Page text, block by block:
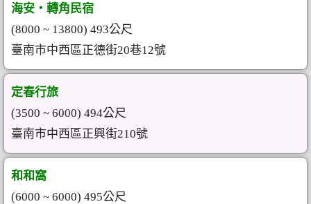
海安‧轉角民宿
(8000 ~ 13800) 493公尺
臺南市中西區正德街20巷12號
定春行旅
(3500 ~ 6000) 494公尺
臺南市中西區正興街210號
和和窩
(6000 ~ 6000) 495公尺